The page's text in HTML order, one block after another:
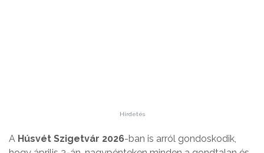
Hirdetés
A Húsvét Szigetvár 2026-ban is arról gondoskodik,